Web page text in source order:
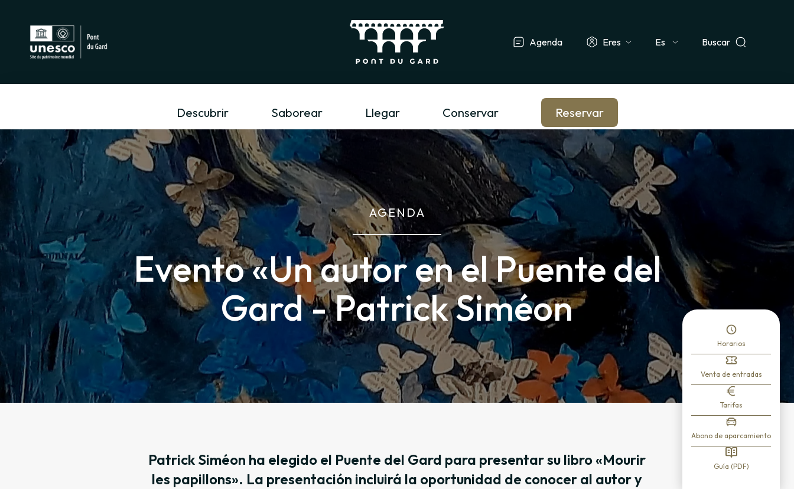
Agenda Eres
Select
Buscar
Descubrir Saborear Llegar Conservar Reservar
AGENDA
Evento «Un autor en el Puente del
Gard - Patrick Siméon
Patrick Siméon ha elegido el Puente del Gard para presentar su libro «Mourir
les papillons». La presentación incluirá la oportunidad de conocer al autor y
Horarios
Venta de entradas
Tarifas
Abono de aparcamiento
Guía (PDF)